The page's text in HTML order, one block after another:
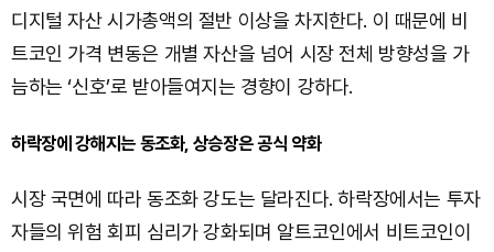
디지털 자산 시가총액의 절반 이상을 차지한다. 이 때문에 비
트코인 가격 변동은 개별 자산을 넘어 시장 전체 방향성을 가
늠하는 ‘신호’로 받아들여지는 경향이 강하다.
하락장에 강해지는 동조화, 상승장은 공식 약화
시장 국면에 따라 동조화 강도는 달라진다. 하락장에서는 투자
자들의 위험 회피 심리가 강화되며 알트코인에서 비트코인이